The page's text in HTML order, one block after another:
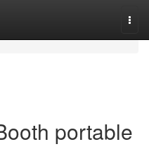
portable